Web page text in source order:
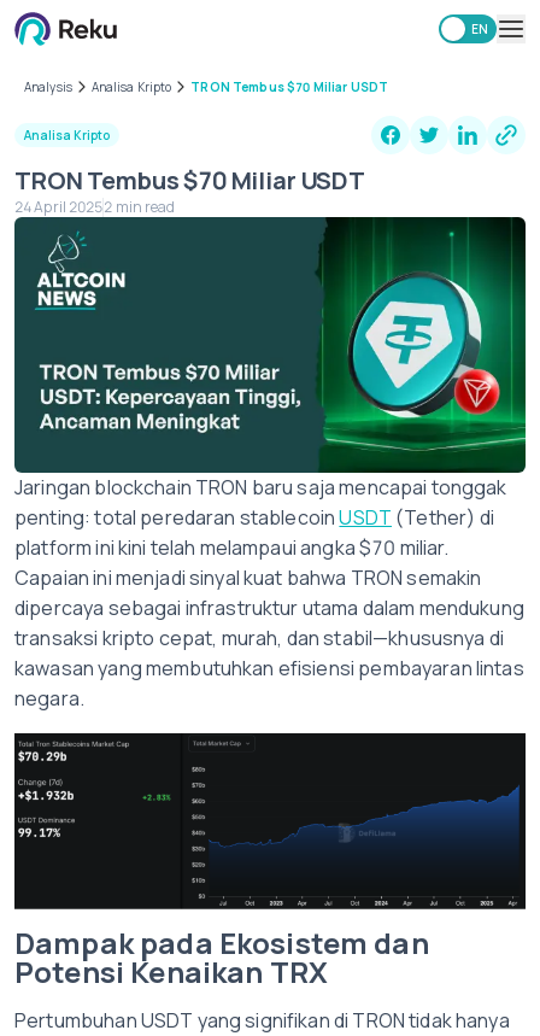
EN
Learning Hub
Security
Fees
Other
Download Reku Apps
Analysis Analisa Kripto TRON Tembus $70 Miliar USDT
Analisa Kripto
TRON Tembus $70 Miliar USDT
24 April 20252 min read
Jaringan blockchain TRON baru saja mencapai tonggak
penting: total peredaran stablecoinUSDT (Tether) di
platform ini kini telah melampaui angka $70 miliar.
Capaian ini menjadi sinyal kuat bahwa TRON semakin
dipercaya sebagai infrastruktur utama dalam mendukung
transaksi kripto cepat, murah, dan stabil—khususnya di
kawasan yang membutuhkan efisiensi pembayaran lintas
negara.
Dampak pada Ekosistem dan
Potensi Kenaikan TRX
Pertumbuhan USDT yang signifikan di TRON tidak hanya